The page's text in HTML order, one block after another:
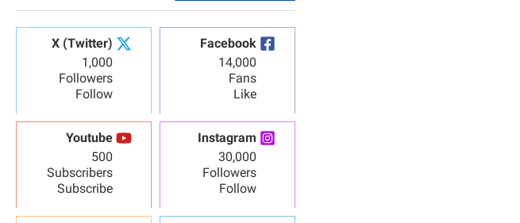
Facebook
14,000
Fans
Like
X (Twitter)
1,000
Followers
Follow
Instagram
30,000
Followers
Follow
Youtube
500
Subscribers
Subscribe